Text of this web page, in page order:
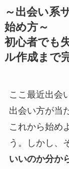
～出会い系
始め方～
初心者でも
ル作成まで
ここ最近出会
出会い方が当
これから始め
う。しかし、
いいのか分か